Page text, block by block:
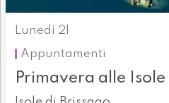
Lunedì 21
Appuntamenti
Primavera alle Isole